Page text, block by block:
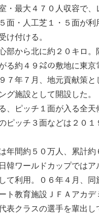
・最大４７０人収容で
面・人工芝１・５面が利
け付ける。
部から北に約２０キロ
る約４９㌶の敷地に東京
７年７月、地元貢献策と
グ施設として開設した。
、ピッチ１面が入る全
ピッチ３面などは２０
年間約５０万人、累計約
韓ワールドカップではア
て利用。０６年４月、
ト教育施設ＪＦＡアカデ
表クラスの選手を輩出